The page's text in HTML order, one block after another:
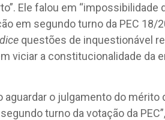
Ele falou em
em segundo turno da PEC 18/
questões de inquestionável
viciar a constitucionalidade da
aguardar o julgamento do mérito
turno da votação da